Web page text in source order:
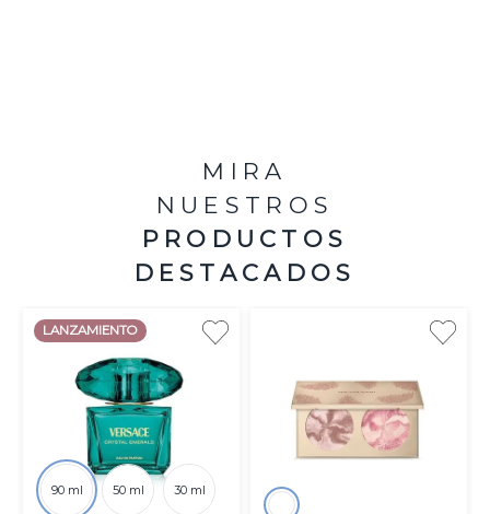
MIRA
NUESTROS
PRODUCTOS
DESTACADOS
LANZAMIENTO
90 ml 50 ml 30 ml